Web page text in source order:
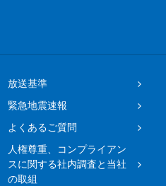
放送基準
緊急地震速報
よくあるご質問
人権尊重、コンプライアン
スに関する社内調査と当社
の取組